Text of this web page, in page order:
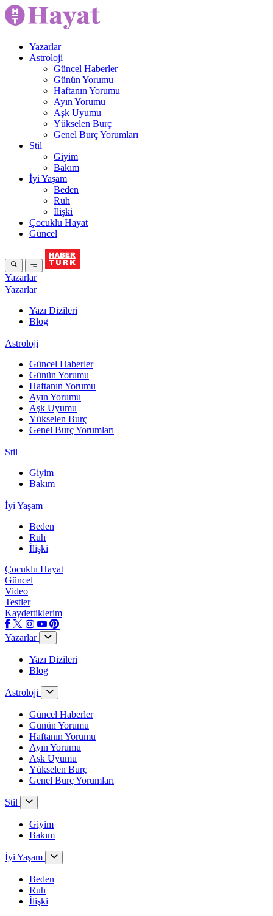
Yazarlar
Astroloji
Güncel Haberler
Günün Yorumu
Haftanın Yorumu
Ayın Yorumu
Aşk Uyumu
Yükselen Burç
Genel Burç Yorumları
Stil
Giyim
Bakım
İyi Yaşam
Beden
Ruh
İlişki
Çocuklu Hayat
Güncel
Yazarlar
Yazarlar
Yazı Dizileri
Blog
Astroloji
Güncel Haberler
Günün Yorumu
Haftanın Yorumu
Ayın Yorumu
Aşk Uyumu
Yükselen Burç
Genel Burç Yorumları
Stil
Giyim
Bakım
İyi Yaşam
Beden
Ruh
İlişki
Çocuklu Hayat
Güncel
Video
Testler
Kaydettiklerim
Yazarlar
Yazı Dizileri
Blog
Astroloji
Güncel Haberler
Günün Yorumu
Haftanın Yorumu
Ayın Yorumu
Aşk Uyumu
Yükselen Burç
Genel Burç Yorumları
Stil
Giyim
Bakım
İyi Yaşam
Beden
Ruh
İlişki